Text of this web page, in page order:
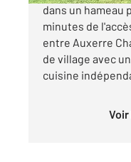
dans un hameau
minutes de
entre Auxerre
de village avec
cuisine